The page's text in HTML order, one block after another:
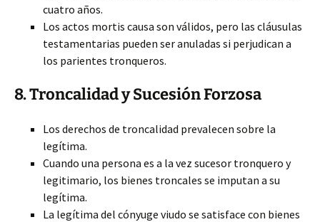
cuatro años.
Los actos mortis causa son válidos, pero las cláusulas
testamentarias pueden ser anuladas si perjudican a
los parientes tronqueros.
8. Troncalidad y Sucesión Forzosa
Los derechos de troncalidad prevalecen sobre la
legítima.
Cuando una persona es a la vez sucesor tronquero y
legitimario, los bienes troncales se imputan a su
legítima.
La legítima del cónyuge viudo se satisface con bienes